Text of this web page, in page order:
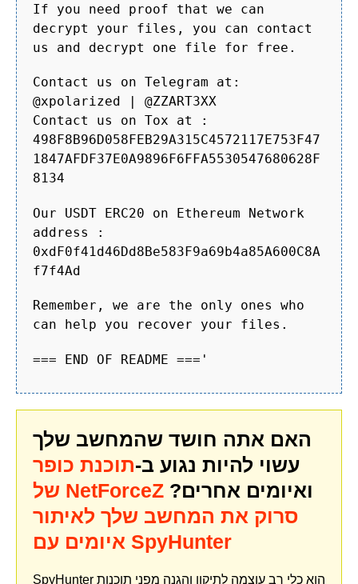
If you need proof that we can
decrypt your files, you can contact
us and decrypt one file for free.
Contact us on Telegram at:
@xpolarized | @ZZART3XX
Contact us on Tox at :
498F8B96D058FEB29A315C4572117E753F47
1847AFDF37E0A9896F6FFA5530547680628F
8134
Our USDT ERC20 on Ethereum Network
address :
0xdF0f41d46Dd8Be583F9a69b4a85A600C8A
f7f4Ad
Remember, we are the only ones who
can help you recover your files.
=== END OF README ==='
האם אתה חושד שהמחשב שלך
עשוי להיות נגוע ב-תוכנת כופר
של NetForceZ ואיומים אחרים?
סרוק את המחשב שלך לאיתור
איומים עם SpyHunter
SpyHunter הוא כלי רב עוצמה לתיקון והגנה מפני תוכנות